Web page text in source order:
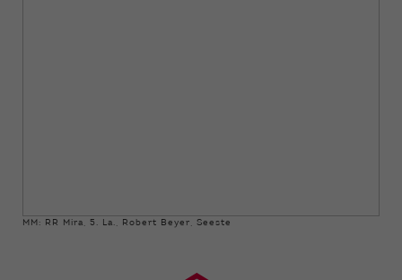
MM: RR Mira, 5. La., Robert Beyer, Seeste